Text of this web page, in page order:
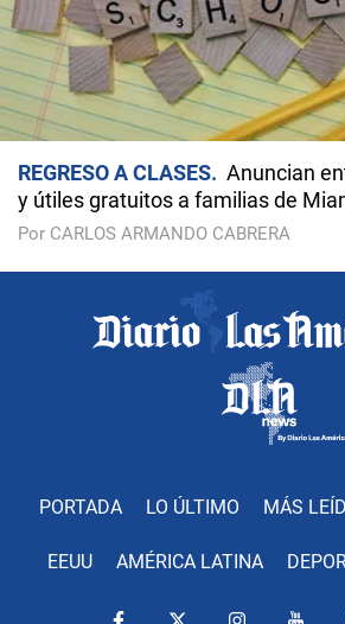
REGRESO A CLASES
Anuncian
y útiles gratuitos a familias de
Por CARLOS ARMANDO CABRERA
PORTADA LO ÚLTIMO MÁS
EEUU AMÉRICA LATINA